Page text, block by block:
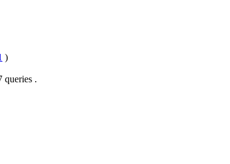
)
queries .